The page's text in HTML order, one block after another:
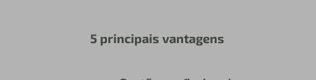
5 principais vantagens